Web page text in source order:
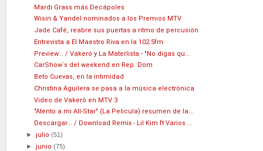
Mardi Grass más Decápoles
Wisin & Yandel nominados a los Premios MTV
Jade Café, reabre sus puertas a ritmo de percusión
Entrevista a El Maestro Riva en la 102.5fm
Preview... / Vakeró y La Materlista - "No digas qu...
CarShow´s del weekend en Rep. Dom
Beto Cuevas, en la intimidad
Christina Aguilera se pasa a la música electrónica
Video de Vakeró en MTV 3
"Atento a mi All-Star" (La Pelicula) resumen de la...
Descargar... / Download Remix - Lil Kim ft Varios ...
►julio(51)
►junio(75)